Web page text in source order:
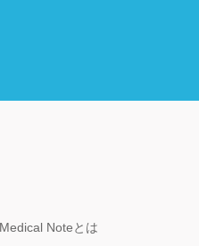
Medical Noteとは